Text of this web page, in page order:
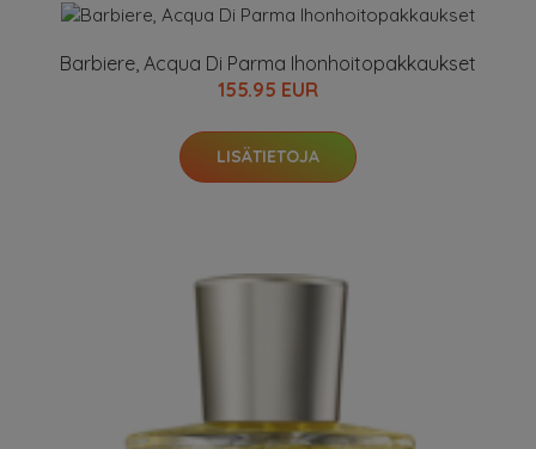
Barbiere, Acqua Di Parma Ihonhoitopakkaukset
155.95 EUR
LISÄTIETOJA